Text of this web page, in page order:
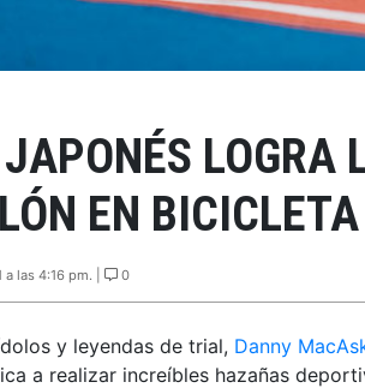
LOGRA
EN BICICLETA
las 4:16 pm. | 0
y leyendas de trial, Danny
a realizar increíbles hazañas